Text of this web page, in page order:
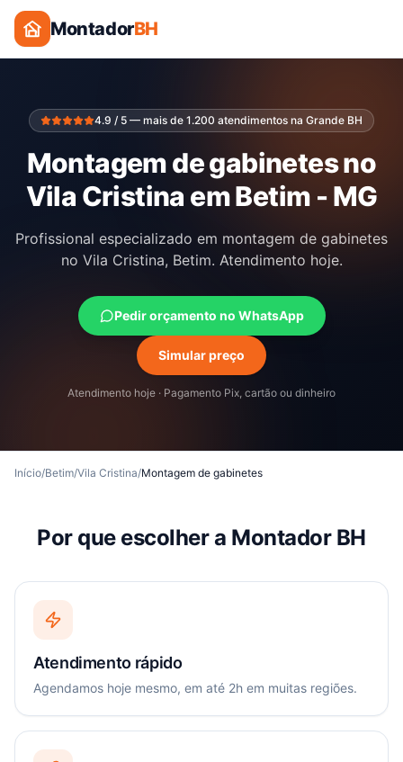
MontadorBH
4.9 / 5 — mais de 1.200 atendimentos na Grande BH
Montagem de gabinetes no
Vila Cristina em Betim - MG
Profissional especializado em montagem de gabinetes
no Vila Cristina, Betim. Atendimento hoje.
Pedir orçamento no WhatsApp
Simular preço
Atendimento hoje · Pagamento Pix, cartão ou dinheiro
Início/Betim/Vila Cristina/Montagem de gabinetes
Por que escolher a Montador BH
Atendimento rápido
Agendamos hoje mesmo, em até 2h em muitas regiões.